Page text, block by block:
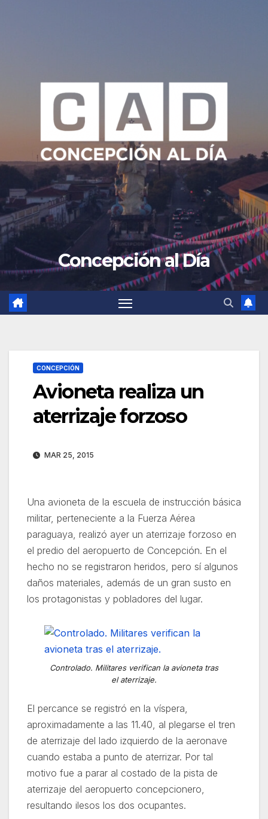
Concepción al Día
CONCEPCIÓN
Avioneta realiza un
aterrizaje forzoso
MAR 25, 2015
Una avioneta de la escuela de instrucción básica
militar, perteneciente a la Fuerza Aérea
paraguaya, realizó ayer un aterrizaje forzoso en
el predio del aeropuerto de Concepción. En el
hecho no se registraron heridos, pero sí algunos
daños materiales, además de un gran susto en
los protagonistas y pobladores del lugar.
Controlado. Militares verifican la avioneta tras
el aterrizaje.
El percance se registró en la víspera,
aproximadamente a las 11.40, al plegarse el tren
de aterrizaje del lado izquierdo de la aeronave
cuando estaba a punto de aterrizar. Por tal
motivo fue a parar al costado de la pista de
aterrizaje del aeropuerto concepcionero,
resultando ilesos los dos ocupantes.